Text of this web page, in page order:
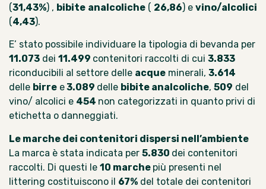
(31,43%) , bibite analcoliche ( 26,86) e vino/alcolici
(4,43).
E’ stato possibile individuare la tipologia di bevanda per
11.073 dei 11.499 contenitori raccolti di cui 3.833
riconducibili al settore delle acque minerali, 3.614
delle birre e3.089 delle bibite analcoliche, 509 del
vino/ alcolici e 454 non categorizzati in quanto privi di
etichetta o danneggiati.
Le marche dei contenitori dispersi nell’ambiente
La marca è stata indicata per 5.830 dei contenitori
raccolti. Di questi le 10 marche più presenti nel
littering costituiscono il 67% del totale dei contenitori